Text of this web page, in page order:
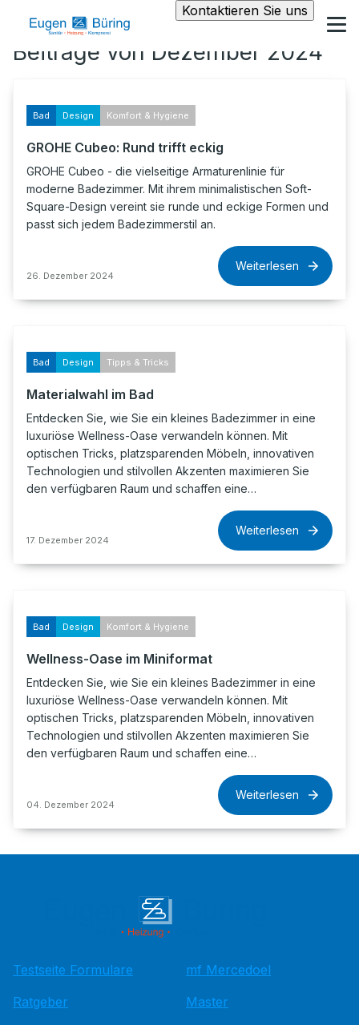
Kontaktieren Sie uns
Beiträge von Dezember 2024
Bad Design Komfort & Hygiene
GROHE Cubeo: Rund trifft eckig
GROHE Cubeo - die vielseitige Armaturenlinie für
moderne Badezimmer. Mit ihrem minimalistischen Soft-
Square-Design vereint sie runde und eckige Formen und
passt sich jedem Badezimmerstil an.
26. Dezember 2024
Weiterlesen
Bad Design Tipps & Tricks
Materialwahl im Bad
Entdecken Sie, wie Sie ein kleines Badezimmer in eine
luxuriöse Wellness-Oase verwandeln können. Mit
optischen Tricks, platzsparenden Möbeln, innovativen
Technologien und stilvollen Akzenten maximieren Sie
den verfügbaren Raum und schaffen eine…
17. Dezember 2024
Weiterlesen
Bad Design Komfort & Hygiene
Wellness-Oase im Miniformat
Entdecken Sie, wie Sie ein kleines Badezimmer in eine
luxuriöse Wellness-Oase verwandeln können. Mit
optischen Tricks, platzsparenden Möbeln, innovativen
Technologien und stilvollen Akzenten maximieren Sie
den verfügbaren Raum und schaffen eine…
04. Dezember 2024
Weiterlesen
Testseite Formulare
Ratgeber
mf Mercedoel
Master